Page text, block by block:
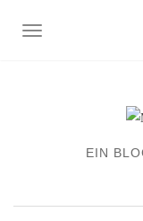
NAVIGATION EIN-/
EIN